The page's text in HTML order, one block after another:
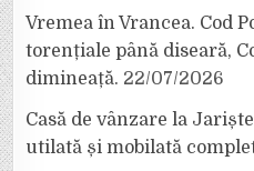
Vremea în Vrancea. Cod
torențiale până diseară,
dimineață. 22/07/2026
Casă de vânzare la
utilată și mobilată